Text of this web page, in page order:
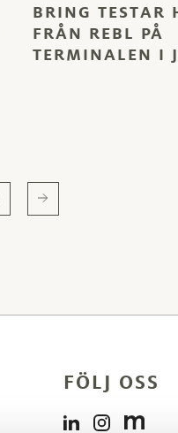
BRING TESTAR
FRÅN REBL PÅ
TERMINALEN I
FÖLJ OSS